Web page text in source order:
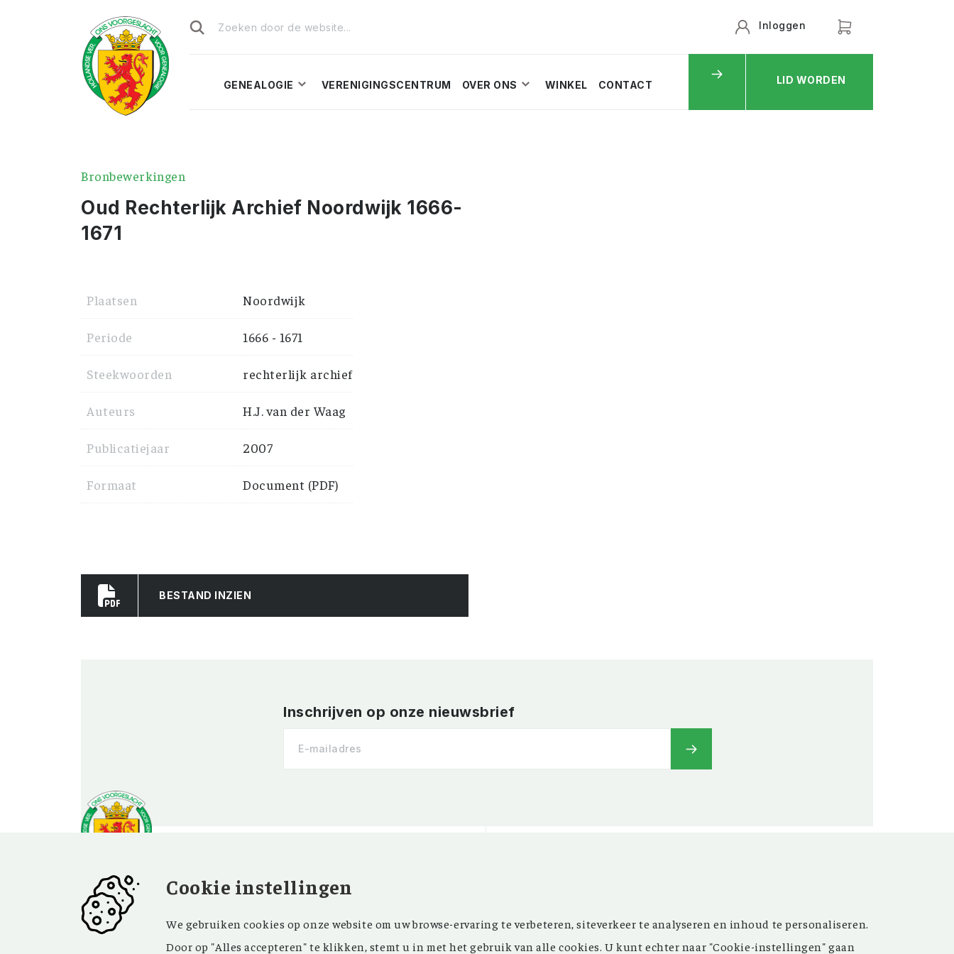
naar:
GENEALOGIE VERENIGINGSCENTRUM OVER ONS WINKEL CONTACT
Inloggen
LID WORDEN
Bronbewerkingen
Oud Rechterlijk Archief Noordwijk 1666-
1671
Plaatsen Noordwijk
Periode 1666 - 1671
Steekwoorden rechterlijk archief
Auteurs H.J. van der Waag
Publicatiejaar 2007
Formaat Document (PDF)
BESTAND INZIEN
Inschrijven op onze nieuwsbrief
OVER OV
CONTACT
Contact
FACEBOOK
oprichting in 1946 zijn de inspirerende artikelen
Cookie instellingen
We gebruiken cookies op onze website om uw browse-ervaring te verbeteren, siteverkeer te analyseren en inhoud te personaliseren.
Door op "Alles accepteren" te klikken, stemt u in met het gebruik van alle cookies. U kunt echter naar "Cookie-instellingen" gaan